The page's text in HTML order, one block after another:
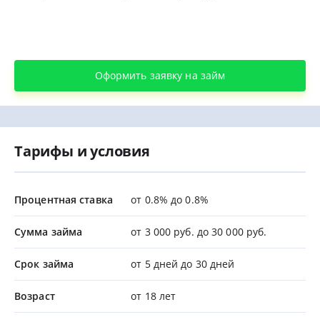
Оформить заявку на займ
Тарифы и условия
Процентная ставка от 0.8% до 0.8%
Сумма займа от 3 000 руб. до 30 000 руб.
Срок займа от 5 дней до 30 дней
Возраст от 18 лет